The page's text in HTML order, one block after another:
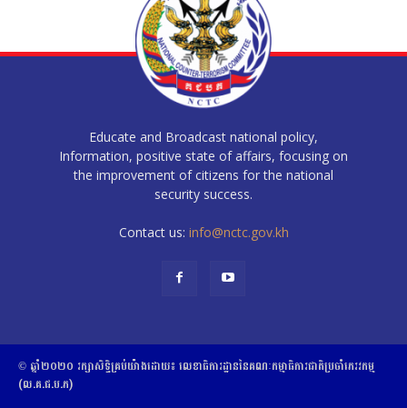
Educate and Broadcast national policy,
Information, positive state of affairs, focusing on
the improvement of citizens for the national
security success.
Contact us: info@nctc.gov.kh
© ឆ្នាំ២០២០​ ​រក្សាសិទ្ធិ​គ្រប់យ៉ាង​ដោយ​៖​ ​លេខាធិការដ្ឋាននៃគណៈកម្មាធិការជាតិប្រចាំភេរវកម្ម
(ល.គ.ជ.ប.ភ)